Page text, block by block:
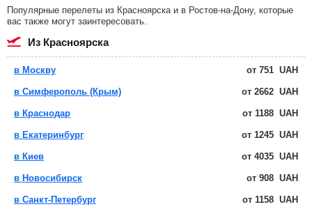
Популярные перелеты из Красноярска и в Ростов-на-Дону, которые
вас также могут заинтересовать.
из Красноярска
в Москву от 751 UAH
в Симферополь (Крым) от 2662 UAH
в Краснодар от 1188 UAH
в Екатеринбург от 1245 UAH
в Киев от 4035 UAH
в Новосибирск от 908 UAH
в Санкт-Петербург от 1158 UAH